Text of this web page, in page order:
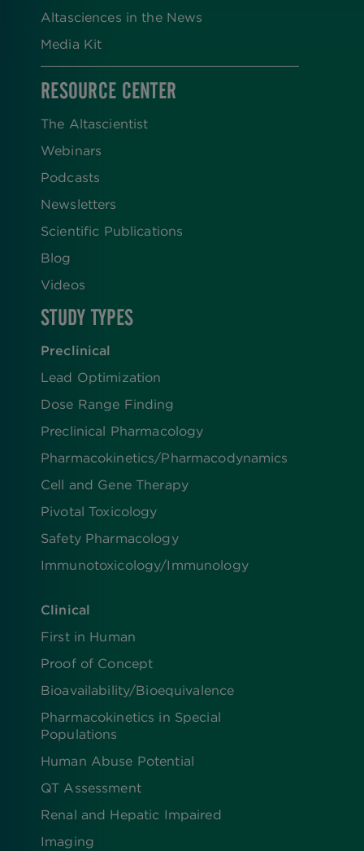
Altasciences in the News
Media Kit
RESOURCE CENTER
The Altascientist
Webinars
Podcasts
Newsletters
Scientific Publications
Blog
Videos
STUDY TYPES
Preclinical
Lead Optimization
Dose Range Finding​
Preclinical Pharmacology
Pharmacokinetics/​Pharmacodynamics
Cell and Gene Therapy
Pivotal Toxicology
Safety Pharmacology
Immunotoxicology/Immunology
Clinical
First in Human
Proof of Concept
Bioavailability/Bioequivalence
Pharmacokinetics in Special
Populations
Human Abuse Potential
QT Assessment
Renal and Hepatic Impaired
Imaging